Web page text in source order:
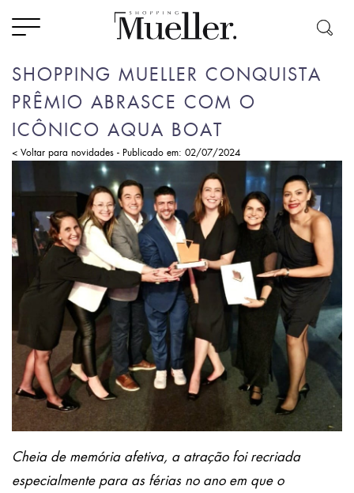
SHOPPING MUELLER CONQUISTA
PRÊMIO ABRASCE COM O
ICÔNICO AQUA BOAT
< Voltar para novidades - Publicado em: 02/07/2024
Cheia de memória afetiva, a atração foi recriada
especialmente para as férias no ano em que o